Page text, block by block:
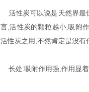
活性炭可以说是天然界最
言,活性炭的颗粒越小,吸附
活性炭之用,不然肯定是没有
长处:吸附作用强,作用显